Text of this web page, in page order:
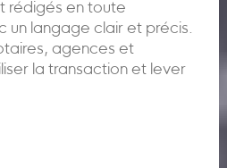
rédigés en toute
un langage clair et précis.
agences et
la transaction et lever